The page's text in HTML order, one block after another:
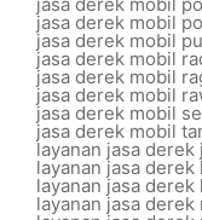
jasa derek mobil
jasa derek mobil
jasa derek mobil
jasa derek mobil
jasa derek mobil
jasa derek mobil
jasa derek mobil
layanan jasa derek
layanan jasa derek
layanan jasa derek
layanan jasa